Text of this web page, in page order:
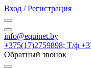
Вход / Регистрация
info@equinet.by
+375(17)2759898; Т/ф
Обратный звонок